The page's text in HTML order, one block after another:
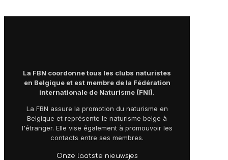
La FBN coordonne tous les clubs naturistes
en Belgique et est membre de la Fédération
internationale de Naturisme (FNI).
La FBN assure la promotion du naturisme en
Belgique et représente le naturisme belge à
l'étranger. Elle vise également à promouvoir les
contacts entre ses membres.
Onze laatste nieuwsjes